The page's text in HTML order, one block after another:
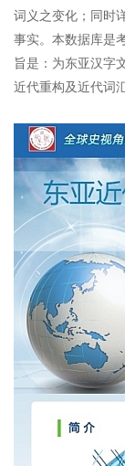
词义之变化；同时
事实。本数据库是
旨是：为东亚汉字
近代重构及近代词